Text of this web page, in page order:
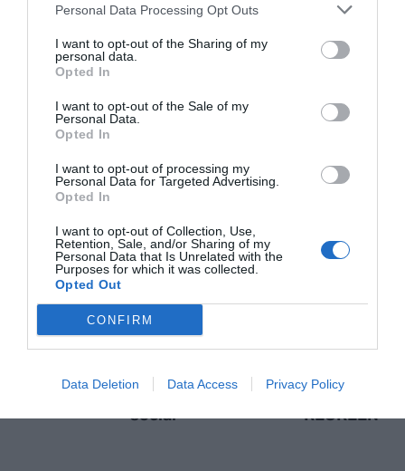
Personal Data Processing Opt Outs
I want to opt-out of the Sharing of my
personal data.
Opted In
I want to opt-out of the Sale of my
Personal Data.
Opted In
I want to opt-out of processing my
Personal Data for Targeted Advertising.
Opted In
I want to opt-out of Collection, Use,
Retention, Sale, and/or Sharing of my
Personal Data that Is Unrelated with the
Purposes for which it was collected.
Opted Out
CONFIRM
Data Deletion Data Access Privacy Policy
RELACIONADAS
Aigües de
Barcelona impulsa
la transformación
servicios de agua
La Diputación de
Barcelona y Aigües
de Barcelona
de transformación
social
Aigües de
Cetaqua
huerto
REGREEN